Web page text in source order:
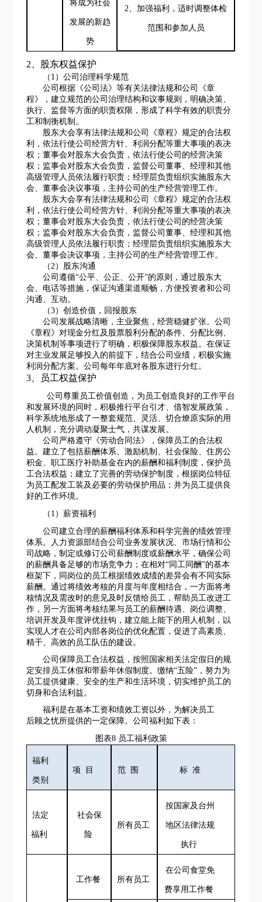
将成为社会
发展的新趋
势
2、加强福利，适时调整体检
范围和参加人员
2、股东权益保护
（ 1）公司治理科学规范
公司根据《公司法》等有关法律法规和公司《章
程》，建立规范的公司治理结构和议事规则，明确决策、
执行、监督等方面的职责权限，形成了科学有效的职责分
工和制衡机制。
股东大会享有法律法规和公司《章程》规定的合法权
利，依法行使公司经营方针、利润分配等重大事项的表决
权；董事会对股东大会负责，依法行使公司的经营决策
权；监事会对股东大会负责，监督公司董事、经理和其他
高级管理人员依法履行职责；经理层负责组织实施股东大
会、董事会决议事项，主持公司的生产经营管理工作。
股东大会享有法律法规和公司《章程》规定的合法权
利，依法行使公司经营方针、利润分配等重大事项的表决
权；董事会对股东大会负责，依法行使公司的经营决策
权；监事会对股东大会负责，监督公司董事、经理和其他
高级管理人员依法履行职责；经理层负责组织实施股东大
会、董事会决议事项，主持公司的生产经营管理工作。
（2）股东沟通
公司遵循“公平、公正、公开”的原则，通过股东大
会、电话等措施，保证沟通渠道顺畅，方便投资者和公司
沟通、互动。
（3）创造价值，回报股东
公司发展战略清晰，主业聚焦，经营稳健扩张。公司
《章程》对现金分红及股票股利分配的条件、分配比例、
决策机制等事项进行了明确，积极保障股东权益。在保证
对主业发展足够投入的前提下，结合公司业绩，积极实施
利润分配方案。公司每年年底对各股东进行分红。
3、员工权益保护
公司尊重员工价值创造，为员工创造良好的工作平台
和发展环境的同时，积极推行平台引才、借智发展政策，
科学系统地形成了一整套规范、灵活、切合燎原实际的用
人机制，充分调动凝聚士气，共谋发展。
公司严格遵守《劳动合同法》，保障员工的合法权
益。建立了包括薪酬体系、激励机制、社会保险、住房公
积金、职工医疗补助基金在内的薪酬和福利制度，保护员
工合法权益；建立了完善的劳动保护制度，根据岗位特征
为员工配发工装及必要的劳动保护用品；并为员工提供良
好的工作环境。
（ 1）薪资福利
公司建立合理的薪酬福利体系和科学完善的绩效管理
体系。
人力资源部结合公司业务发展状况、市场行情和公
司战略，制定或修订公司薪酬制度或薪酬水平，确保公司
的薪酬具备足够的市场竞争力；在相对“同工同酬”的基本
框架下，同岗位的员工根据绩效成绩的差异会有不同实际
薪酬。通过将绩效考核的月度与年度相结合，一方面将考
核情况及需改时的意见及时反馈给员工，帮助员工改进工
作，另一方面将考核结果与员工的薪酬待遇、岗位调整、
培训开发及年度评优挂钩，建立能上能下的用人机制，以
实现人才在公司内部各岗位的优化配置，促进了高素质、
精干、高效的员工队伍的建设。
公司保障员工合法权益，按照国家相关法定假日的规
定安排员工休假和带薪年休假制度。缴纳“五险”，努力为
员工提供健康、安全的生产和生活环境，切实维护员工的
切身和合法利益。
福利是在基本工资和绩效工资以外，为解决员工
后顾之忧所提供的一定保障。公司福利如下表：
图表8 员工福利政策
福利
类别
项 目 范 围 标 准
法定
福利
社会保
险
所有员工
按国家及台州
地区法律法规
执行
工作餐 所有员工
在公司食堂免
费享用工作餐